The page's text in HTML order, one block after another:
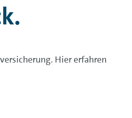
Hier erfahren